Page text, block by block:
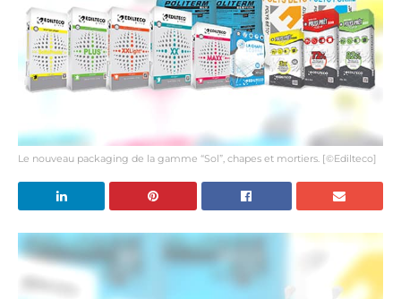
Le nouveau packaging de la gamme “Sol”, chapes et mortiers. [©Edilteco]